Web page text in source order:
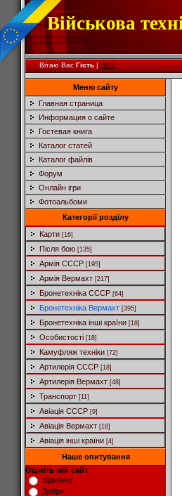
Військова
Вітаю Вас Гість|RSS
Меню сайту
Главная страница
Информация о сайте
Гостевая книга
Каталог статей
Каталог файлів
Форум
Онлайн ігри
Фотоальбоми
Категорії розділу
Карти [16]
Після бою [135]
Армія СССР [195]
Армія Вермахт [217]
Бронетехніка СССР [64]
Бронетехніка Вермахт [395]
Бронетехніка інші країни [18]
Особистості [18]
Камуфляж техніки [72]
Артилерія СССР [18]
Артилерія Вермахт [48]
Транспорт [11]
Авіація СССР [9]
Авіація Вермахт [18]
Авіація інші країни [4]
Наше опитування
Оцініть мій сайт
Відмінно
Добре